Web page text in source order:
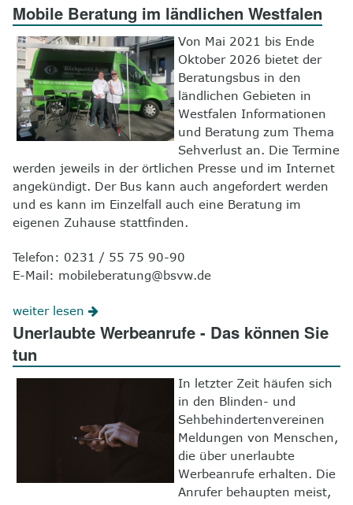
Mobile Beratung im ländlichen Westfalen
Von Mai 2021 bis Ende
Oktober 2026 bietet der
Beratungsbus in den
ländlichen Gebieten in
Westfalen Informationen
und Beratung zum Thema
Sehverlust an. Die Termine
werden jeweils in der örtlichen Presse und im Internet
angekündigt. Der Bus kann auch angefordert werden
und es kann im Einzelfall auch eine Beratung im
eigenen Zuhause stattfinden.
Telefon: 0231 / 55 75 90-90
E-Mail: mobileberatung@bsvw.de
weiter lesen
Unerlaubte Werbeanrufe - Das können Sie
tun
In letzter Zeit häufen sich
in den Blinden- und
Sehbehindertenvereinen
Meldungen von Menschen,
die über unerlaubte
Werbeanrufe erhalten. Die
Anrufer behaupten meist,